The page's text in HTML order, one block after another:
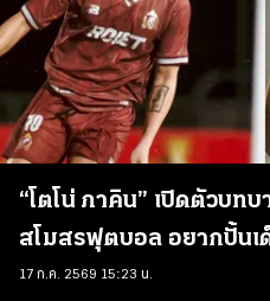
“โตโน่ ภาคิน” เปิดตัวบท
สโมสรฟุตบอล อยากปั้น
17 ก.ค. 2569 15:23 น.